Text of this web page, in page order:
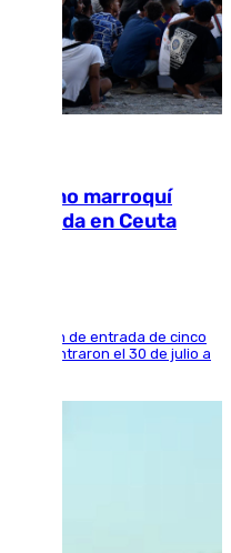
marroquí
vivienda en Ceuta
de entrada de cinco
que entraron el 30 de julio a